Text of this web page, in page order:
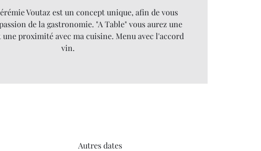
Voutaz est un concept unique, afin de vous
de la gastronomie. "A Table" vous aurez une
proximité avec ma cuisine. Menu avec l'accord
vin.
Autres dates